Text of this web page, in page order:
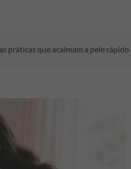
práticas que acalmam a pele rápido